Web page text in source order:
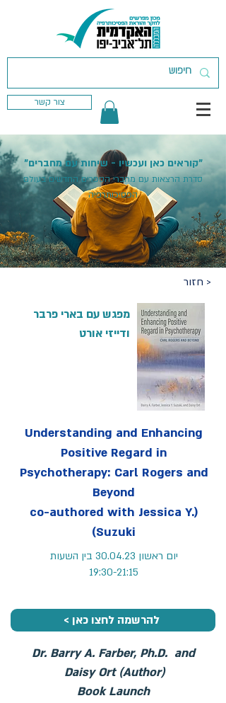
צור קשר
"קוראים כאן ועכשיו - שיחות עם מחברים"
סדרת הרצאות עם מחברי הספרים החדשים בעולם
הפסיכותרפיה
< חזור
מפגש עם בארי פרבר
ודייזי אורט
Understanding and Enhancing
Positive Regard in
Psychotherapy: Carl Rogers and
Beyond
(co-authored with Jessica Y.
Suzuki)
יום ראשון 30.04.23 בין השעות
19:30-21:15
< להרשמה לחצו כאן
Dr. Barry A. Farber, Ph.D. and
Daisy Ort (Author)
Book Launch